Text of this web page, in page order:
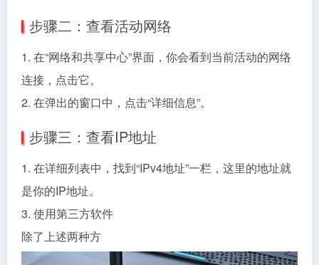
步骤二：查看活动网络
1. 在“网络和共享中心”界面，你会看到当前活动的网络
连接，点击它。
2. 在弹出的窗口中，点击“详细信息”。
步骤三：查看IP地址
1. 在详细列表中，找到“IPv4地址”一栏，这里的地址就
是你的IP地址。
3. 使用第三方软件
除了上述两种方